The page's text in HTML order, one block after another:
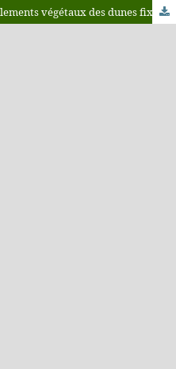
Structure écologique des peuplements végétaux des dunes fixées par des graminées vivaces, dans le Maroc Oriental